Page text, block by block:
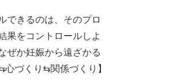
できるのは、そのプロ
果をコントロールしよ
ぜか妊娠から遠ざかる
心づくり⇆関係づくり】